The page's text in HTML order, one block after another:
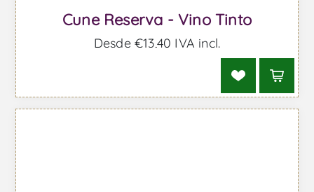
Cune Reserva - Vino Tinto
Desde €13,40 IVA incl.